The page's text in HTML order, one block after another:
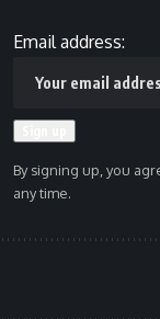
Email address:
By signing up, you
any time.